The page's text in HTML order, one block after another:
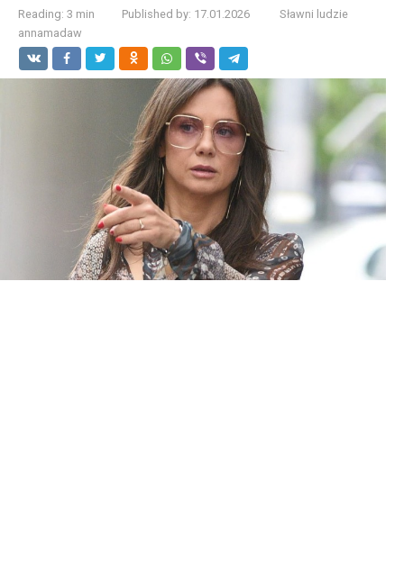
Reading: 3 min Published by: 17.01.2026
Sławni ludzie
annamadaw